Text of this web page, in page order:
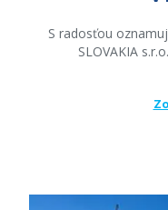
S radosťou
SLOVAKIA